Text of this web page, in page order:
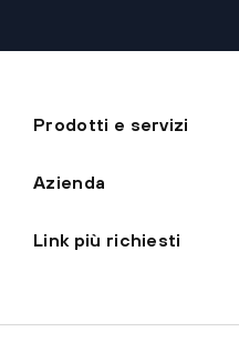
Prodotti e servizi
Azienda
Link più richiesti